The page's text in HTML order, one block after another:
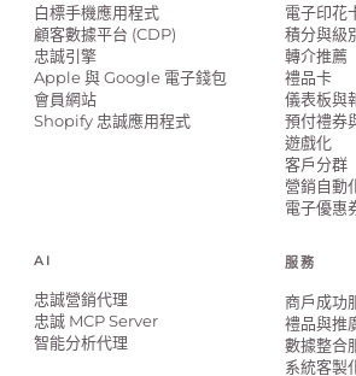
白標手機應用程式
顧客數據平台 (CDP)
忠誠引擎
Apple 與 Google 電子錢包
會員網站
Shopify 忠誠應用程式
電子印花
積分與級
轉介推薦
禮品卡
儀表板與
預付禮券
遊戲化
客戶分群
營銷自動
電子優惠
AI
忠誠營銷代理
忠誠 MCP Server
智能分析代理
服務
商戶成功
禮品與推
數據整合
系統客製